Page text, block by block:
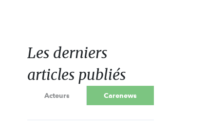
Les derniers
articles publiés
Acteurs Carenews